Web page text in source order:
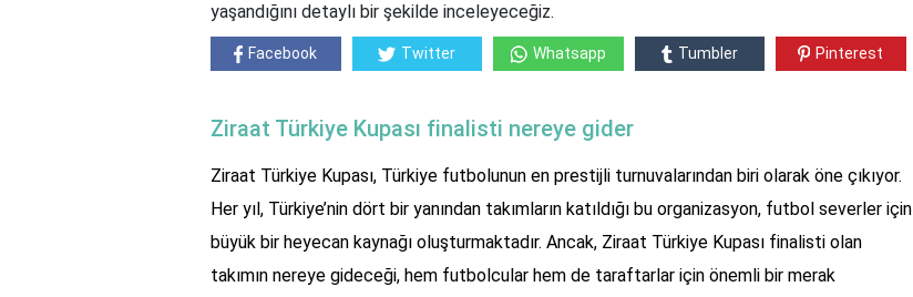
yaşandığını detaylı bir şekilde inceleyeceğiz.
Facebook Twitter Whatsapp Tumbler Pinterest
Ziraat Türkiye Kupası finalisti nereye gider
Ziraat Türkiye Kupası, Türkiye futbolunun en prestijli turnuvalarından biri olarak öne çıkıyor.
Her yıl, Türkiye’nin dört bir yanından takımların katıldığı bu organizasyon, futbol severler için
büyük bir heyecan kaynağı oluşturmaktadır. Ancak, Ziraat Türkiye Kupası finalisti olan
takımın nereye gideceği, hem futbolcular hem de taraftarlar için önemli bir merak